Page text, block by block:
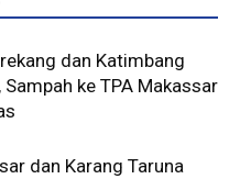
dan Katimbang
ke TPA Makassar
dan Karang Taruna